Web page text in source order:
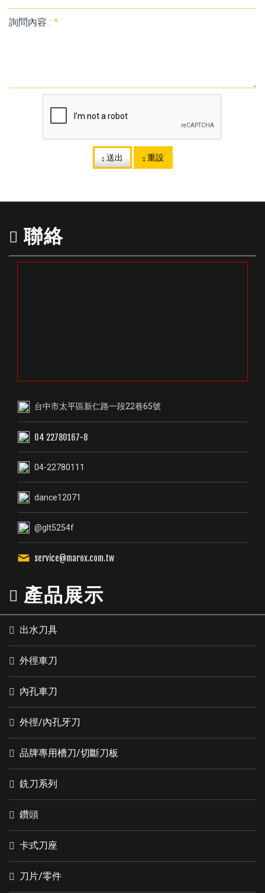
詢問內容 : *
送出 重設
聯絡
台中市太平區新仁路一段22巷65號
04 22780167-8
04-22780111
dance12071
@glt5254f
service@marox.com.tw
產品展示
出水刀具
外徑車刀
內孔車刀
外徑/內孔牙刀
品牌專用槽刀/切斷刀板
銑刀系列
鑽頭
卡式刀座
刀片/零件